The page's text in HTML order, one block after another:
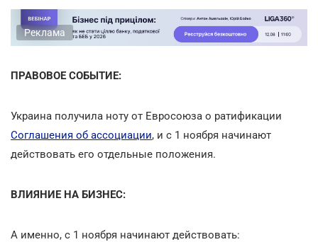
Реклама
ПРАВОВОЕ СОБЫТИЕ:
Украина получила ноту от Евросоюза о ратификации
Соглашения об ассоциации, и с 1 ноября начинают
действовать его отдельные положения.
ВЛИЯНИЕ НА БИЗНЕС:
А именно, с 1 ноября начинают действовать: